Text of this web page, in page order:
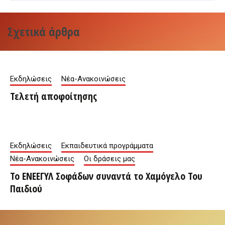
Σχετικά άρθρα
Εκδηλώσεις Νέα-Ανακοινώσεις
Τελετή αποφοίτησης
Εκδηλώσεις
Εκπαιδευτικά προγράμματα
Νέα-Ανακοινώσεις
Οι δράσεις μας
Το ΕΝΕΕΓΥΛ Σοφάδων συναντά το Χαμόγελο Του
Παιδιού